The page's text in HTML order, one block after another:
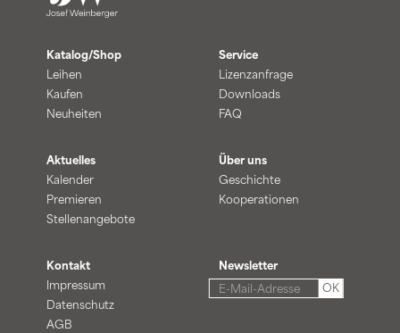
Katalog/Shop
Leihen
Kaufen
Neuheiten
Service
Lizenzanfrage
Downloads
FAQ
Aktuelles
Kalender
Premieren
Stellenangebote
Über uns
Geschichte
Kooperationen
Kontakt
Impressum
Datenschutz
AGB
Newsletter
OK